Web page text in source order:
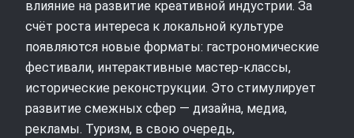
влияние на развитие креативной индустрии. За
счёт роста интереса к локальной культуре
появляются новые форматы: гастрономические
фестивали, интерактивные мастер-классы,
исторические реконструкции. Это стимулирует
развитие смежных сфер — дизайна, медиа,
рекламы. Туризм, в свою очередь,